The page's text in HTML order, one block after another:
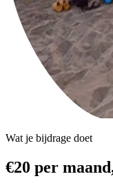
Wat je bijdrage doet
€20 per